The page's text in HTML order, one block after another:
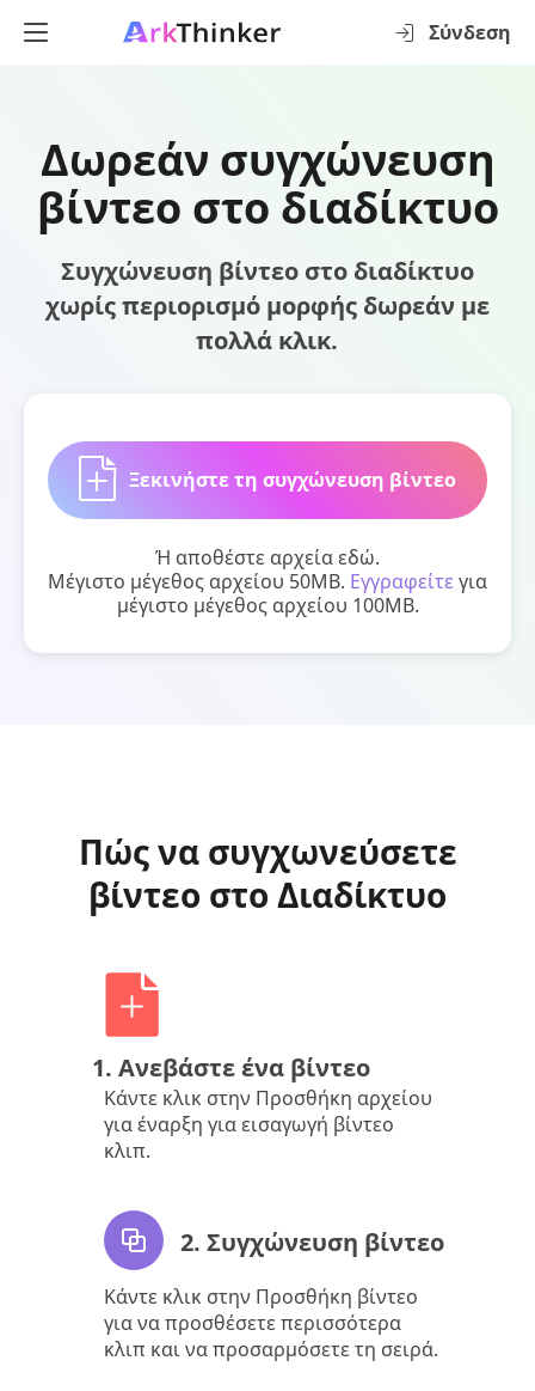
Σύνδεση
Δωρεάν συγχώνευση
βίντεο στο διαδίκτυο
Συγχώνευση βίντεο στο διαδίκτυο
χωρίς περιορισμό μορφής δωρεάν με
πολλά κλικ.
Ξεκινήστε τη συγχώνευση βίντεο
Ή αποθέστε αρχεία εδώ.
Μέγιστο μέγεθος αρχείου 50MB. Εγγραφείτε για
μέγιστο μέγεθος αρχείου 100MB.
Πώς να συγχωνεύσετε
βίντεο στο Διαδίκτυο
1. Ανεβάστε ένα βίντεο
Κάντε κλικ στην Προσθήκη αρχείου
για έναρξη για εισαγωγή βίντεο
κλιπ.
2. Συγχώνευση βίντεο
Κάντε κλικ στην Προσθήκη βίντεο
για να προσθέσετε περισσότερα
κλιπ και να προσαρμόσετε τη σειρά.